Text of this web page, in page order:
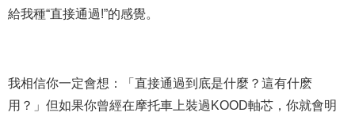
給我種“直接通過!”的感覺。
我相信你一定會想：「直接通過到底是什麼？這有什麽
用？」但如果你曾經在摩托車上裝過KOOD軸芯，你就會明